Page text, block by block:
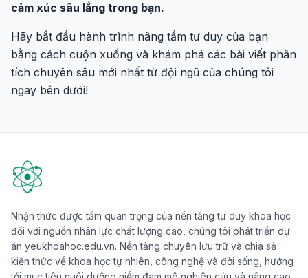
cảm xúc sâu lắng trong bạn.
Hãy bắt đầu hành trình nâng tầm tư duy của bạn
bằng cách cuộn xuống và khám phá các bài viết phân
tích chuyên sâu mới nhất từ đội ngũ của chúng tôi
ngay bên dưới!
Nhận thức được tầm quan trọng của nền tảng tư duy khoa học
đối với nguồn nhân lực chất lượng cao, chúng tôi phát triển dự
án yeukhoahoc.edu.vn. Nền tảng chuyên lưu trữ và chia sẻ
kiến thức về khoa học tự nhiên, công nghệ và đời sống, hướng